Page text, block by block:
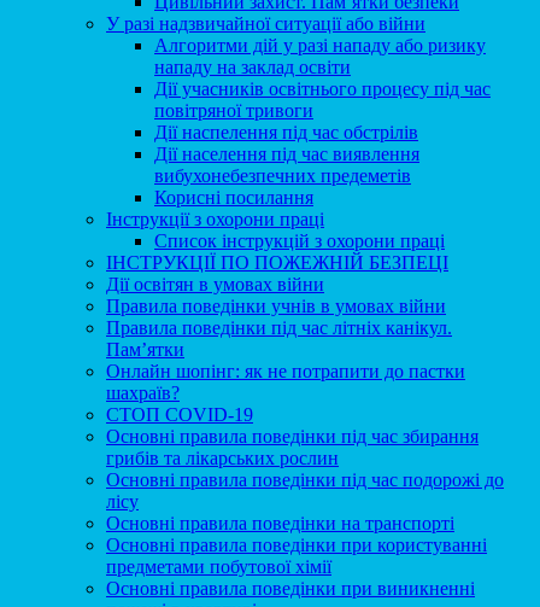
У разі надзвичайної ситуації або війни
Алгоритми дій у разі нападу або ризику
нападу на заклад освіти
Дії учасників освітнього процесу під час
повітряної тривоги
Дії наспелення під час обстрілів
Дії населення під час виявлення
вибухонебезпечних предеметів
Корисні посилання
Інструкції з охорони праці
Список інструкцій з охорони праці
ІНСТРУКЦІЇ ПО ПОЖЕЖНІЙ БЕЗПЕЦІ
Дії освітян в умовах війни
Правила поведінки учнів в умовах війни
Правила поведінки під час літніх канікул.
Пам’ятки
Онлайн шопінг: як не потрапити до пастки
шахраїв?
СТОП COVID-19
Основні правила поведінки під час збирання
грибів та лікарських рослин
Основні правила поведінки під час подорожі до
лісу
Основні правила поведінки на транспорті
Основні правила поведінки при користуванні
предметами побутової хімії
Основні правила поведінки при виникненні